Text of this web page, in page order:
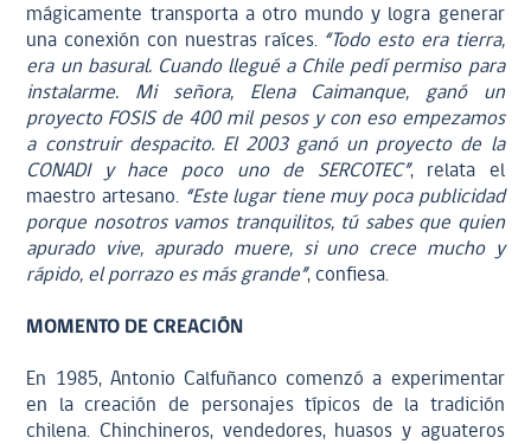
mágicamente transporta a otro mundo y logra generar
una conexión con nuestras raíces. “Todo esto era tierra,
era un basural. Cuando llegué a Chile pedí permiso para
instalarme. Mi señora, Elena Caimanque, ganó un
proyecto FOSIS de 400 mil pesos y con eso empezamos
a construir despacito. El 2003 ganó un proyecto de la
CONADI y hace poco uno de SERCOTEC”, relata el
maestro artesano. “Este lugar tiene muy poca publicidad
porque nosotros vamos tranquilitos, tú sabes que quien
apurado vive, apurado muere, si uno crece mucho y
rápido, el porrazo es más grande”, confiesa.
MOMENTO DE CREACIÓN
En 1985, Antonio Calfuñanco comenzó a experimentar
en la creación de personajes típicos de la tradición
chilena. Chinchineros, vendedores, huasos y aguateros